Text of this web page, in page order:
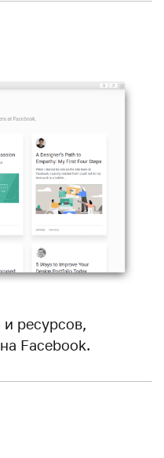
ресурсов,
Facebook.